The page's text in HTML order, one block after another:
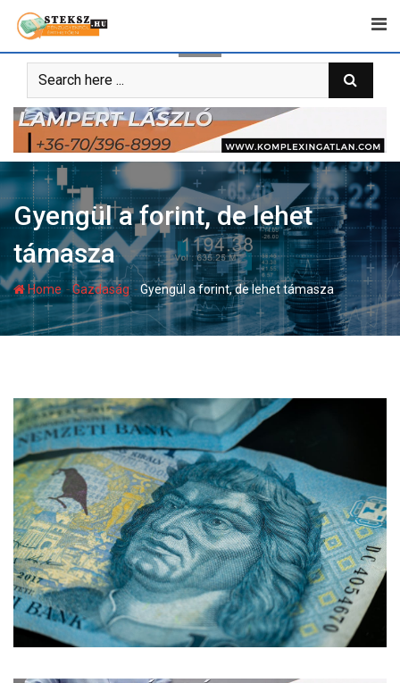
content
Gyengül a forint, de lehet
támasza
Home -Gazdaság-Gyengül a forint, de lehet támasza